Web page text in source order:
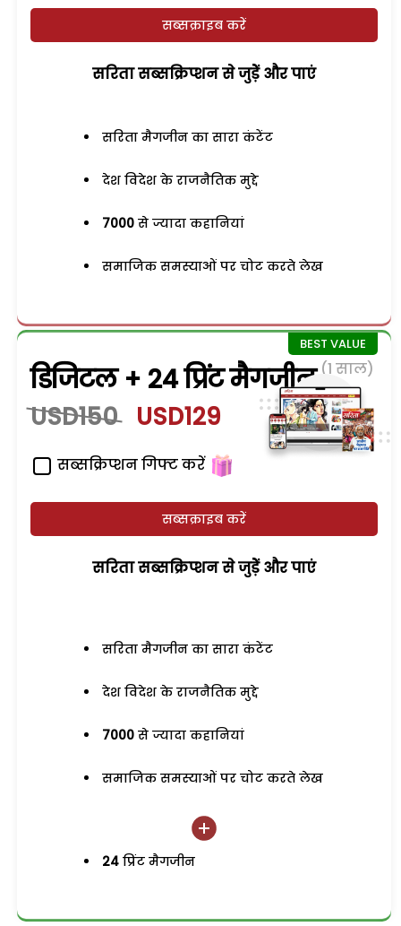
सब्सक्राइब करें
सरिता सब्सक्रिप्शन से जुड़ेें और पाएं
सरिता मैगजीन का सारा कंटेंट
देश विदेश के राजनैतिक मुद्दे
7000 से ज्यादा कहानियां
समाजिक समस्याओं पर चोट करते लेख
डिजिटल + 24 प्रिंट मैगजीन (1 साल)
USD150 USD129
सब्सक्रिप्शन गिफ्ट करें
सब्सक्राइब करें
सरिता सब्सक्रिप्शन से जुड़ेें और पाएं
सरिता मैगजीन का सारा कंटेंट
देश विदेश के राजनैतिक मुद्दे
7000 से ज्यादा कहानियां
समाजिक समस्याओं पर चोट करते लेख
24 प्रिंट मैगजीन